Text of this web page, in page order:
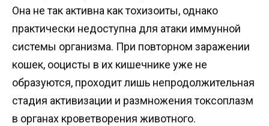
Она не так активна как тохизоиты, однако
практически недоступна для атаки иммунной
системы организма. При повторном заражении
кошек, ооцисты в их кишечнике уже не
образуются, проходит лишь непродолжительная
стадия активизации и размножения токсоплазм
в органах кроветворения животного.